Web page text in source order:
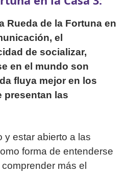
Rueda de la Fortuna en
el
de socializar,
en el mundo son
fluya mejor en los
presentan las
y estar abierto a las
forma de entenderse
más el